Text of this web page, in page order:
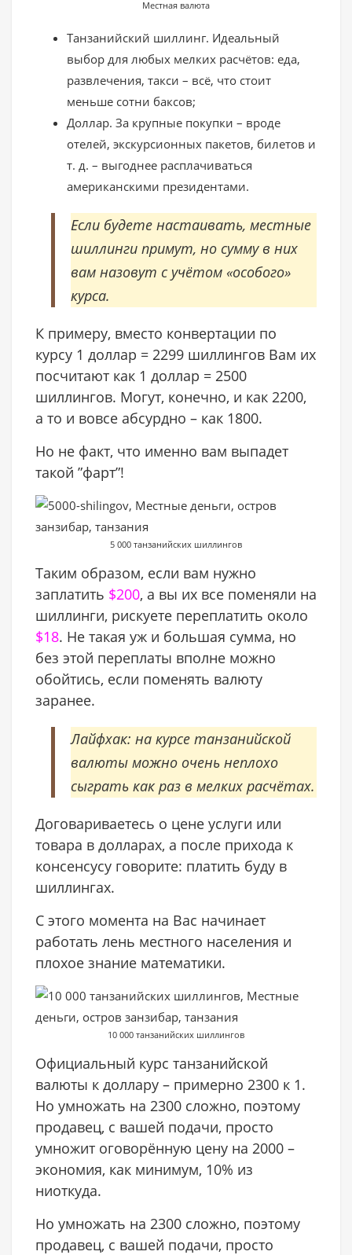
Местная валюта
Танзанийский шиллинг. Идеальный
выбор для любых мелких расчётов: еда,
развлечения, такси – всё, что стоит
меньше сотни баксов;
Доллар. За крупные покупки – вроде
отелей, экскурсионных пакетов, билетов и
т. д. – выгоднее расплачиваться
американскими президентами.
Если будете настаивать, местные
шиллинги примут, но сумму в них
вам назовут с учётом «особого»
курса.
К примеру, вместо конвертации по
курсу 1 доллар = 2299 шиллингов Вам их
посчитают как 1 доллар = 2500
шиллингов. Могут, конечно, и как 2200,
а то и вовсе абсурдно – как 1800.
Но не факт, что именно вам выпадет
такой ”фарт”!
5 000 танзанийских шиллингов
Таким образом, если вам нужно
заплатить $200, а вы их все поменяли на
шиллинги, рискуете переплатить около
$18. Не такая уж и большая сумма, но
без этой переплаты вполне можно
обойтись, если поменять валюту
заранее.
Лайфхак: на курсе танзанийской
валюты можно очень неплохо
сыграть как раз в мелких расчётах.
Договариваетесь о цене услуги или
товара в долларах, а после прихода к
консенсусу говорите: платить буду в
шиллингах.
С этого момента на Вас начинает
работать лень местного населения и
плохое знание математики.
10 000 танзанийских шиллингов
Официальный курс танзанийской
валюты к доллару – примерно 2300 к 1.
Но умножать на 2300 сложно, поэтому
продавец, с вашей подачи, просто
умножит оговорённую цену на 2000 –
экономия, как минимум, 10% из
ниоткуда.
Но умножать на 2300 сложно, поэтому
продавец, с вашей подачи, просто